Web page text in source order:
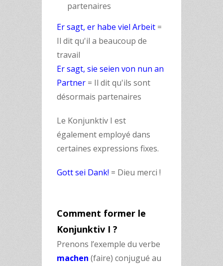
partenaires
Er sagt, er habe viel Arbeit =
Il dit qu'il a beaucoup de
travail
Er sagt, sie seien von nun an
Partner = Il dit qu'ils sont
désormais partenaires
Le Konjunktiv I est
également employé dans
certaines expressions fixes.
Gott sei Dank! = Dieu merci !
Comment former le
Konjunktiv I ?
Prenons l’exemple du verbe
machen (faire) conjugué au